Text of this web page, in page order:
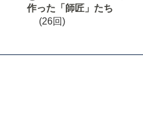
作った「師匠」たち
(26回)